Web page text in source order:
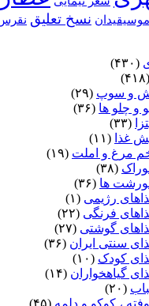
موسیقیدان نسخ تعلیق
(۴۳۰)
(۴۱۸)
و سوپ (۲۹)
و چلو ها (۳۶)
(۳۳)
غذا (۱۱)
مرغ و املت (۱۹)
(۳۸)
ها (۳۶)
رژیمی (۱)
فرنگی (۲۲)
گوشتی (۲۷)
سنتی ایران (۳۶)
کودک (۱۰)
گیاهخواران (۱۴)
(۲۰)
، کوکو و دلمه (۴۵)